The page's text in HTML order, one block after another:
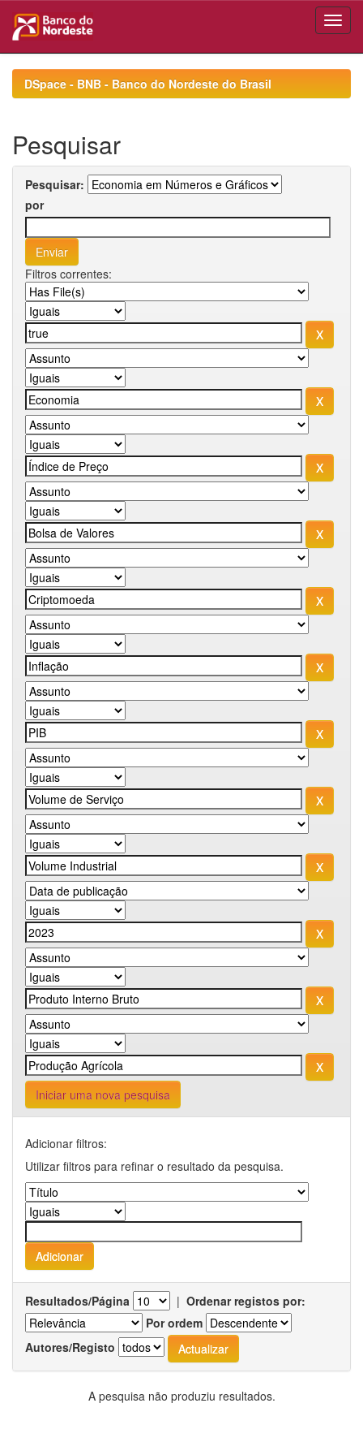
navigationDSpace - BNB - Banco do Nordeste do Brasil
Pesquisar
Pesquisar:
por
Filtros correntes:
Iniciar uma nova pesquisa
Adicionar filtros:
Utilizar filtros para refinar o resultado da pesquisa.
Resultados/Página | Ordenar registos por:
Por ordem
Autores/Registo
A pesquisa não produziu resultados.